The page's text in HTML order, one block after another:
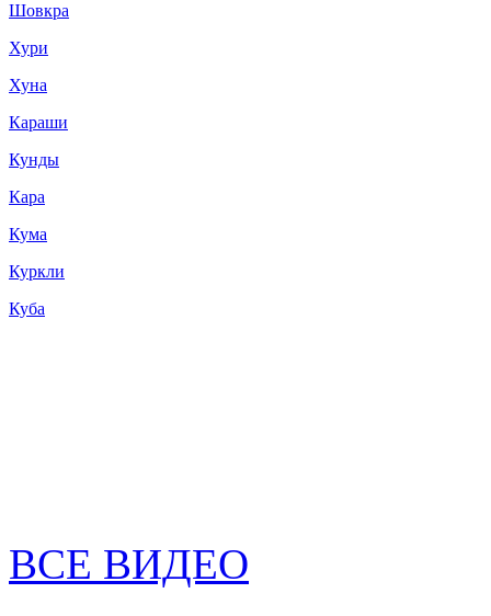
Шовкра
Хури
Хуна
Караши
Кунды
Кара
Кума
Куркли
Куба
ВСЕ ВИДЕО